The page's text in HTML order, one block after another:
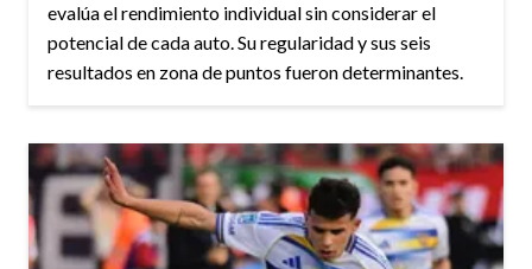
evalúa el rendimiento individual sin considerar el
potencial de cada auto. Su regularidad y sus seis
resultados en zona de puntos fueron determinantes.